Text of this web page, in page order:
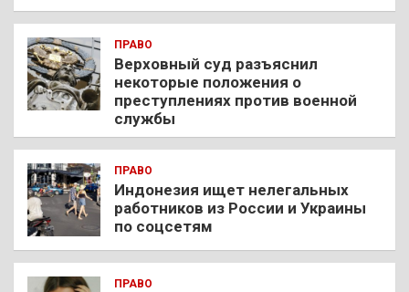
ПРАВО
Верховный суд разъяснил
некоторые положения о
преступлениях против военной
службы
ПРАВО
Индонезия ищет нелегальных
работников из России и Украины
по соцсетям
ПРАВО